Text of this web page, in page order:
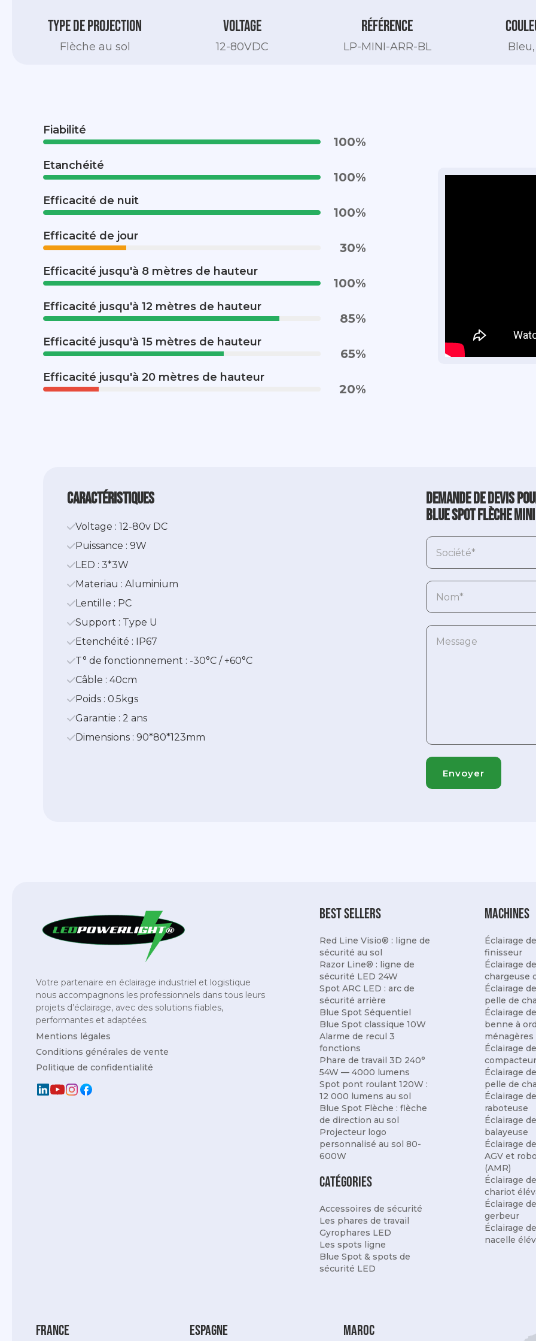
Type de projection
Flèche au sol
Voltage
12-80VDC
Référence
LP-MINI-ARR-BL
Fiabilité
100%
Etanchéité
100%
Efficacité de nuit
100%
Efficacité de jour
30%
Efficacité jusqu'à 8 mètres de hauteur
100%
Efficacité jusqu'à 12 mètres de hauteur
85%
Efficacité jusqu'à 15 mètres de hauteur
65%
Efficacité jusqu'à 20 mètres de hauteur
20%
caractéristiques
Voltage : 12-80v DC
Puissance : 9W
LED : 3*3W
Materiau : Aluminium
Lentille : PC
Support : Type U
Etenchéïté : IP67
T° de fonctionnement : -30°C / +60°C
Câble : 40cm
Poids : 0.5kgs
Garantie : 2 ans
Dimensions : 90*80*123mm
Demande de devis
Blue Spot Flèche Mini
Votre partenaire en éclairage industriel et logistique
nous accompagnons les professionnels dans tous leurs
projets d’éclairage, avec des solutions fiables,
performantes et adaptées.
Mentions légales
Conditions générales de vente
Politique de confidentialité
best sellers
Red Line Visio® : ligne de
sécurité au sol
Razor Line® : ligne de
sécurité LED 24W
Spot ARC LED : arc de
sécurité arrière
Blue Spot Séquentiel
Blue Spot classique 10W
Alarme de recul 3
fonctions
Phare de travail 3D 240°
54W — 4000 lumens
Spot pont roulant 120W :
12 000 lumens au sol
Blue Spot Flèche : flèche
de direction au sol
Projecteur logo
personnalisé au sol 80-
600W
Catégories
Accessoires de sécurité
Les phares de travail
Gyrophares LED
Les spots ligne
Blue Spot & spots de
sécurité LED
Machines
Éclairage
finisseur
Éclairage
chargeuse
Éclairage
pelle de
Éclairage
benne à
ménagères
Éclairage
Éclairage
pelle de
Éclairage
raboteuse
Éclairage
balayeuse
Éclairage
AGV et
(AMR)
Éclairage
chariot
Éclairage
gerbeur
Éclairage
nacelle
france espagne maroc